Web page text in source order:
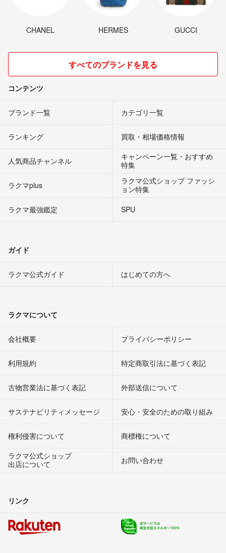
CHANEL HERMES GUCCI
すべてのブランドを見る
コンテンツ
ブランド一覧 カテゴリ一覧
ランキング 買取・相場価格情報
人気商品チャンネル
キャンペーン一覧・おすすめ
特集
ラクマplus
ラクマ公式ショップ ファッシ
ョン特集
ラクマ最強鑑定
SPU
ガイド
ラクマ公式ガイド はじめての方へ
ラクマについて
会社概要 プライバシーポリシー
利用規約 特定商取引法に基づく表記
古物営業法に基づく表記 外部送信について
サステナビリティメッセージ 安心・安全のための取り組み
権利侵害について
商標権について
ラクマ公式ショップ
出店について
お問い合わせ
リンク